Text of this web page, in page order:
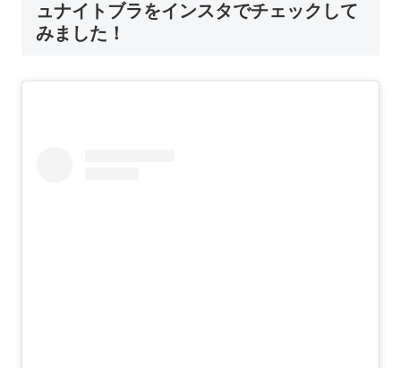
ュナイトブラをインスタでチェックして
みました！